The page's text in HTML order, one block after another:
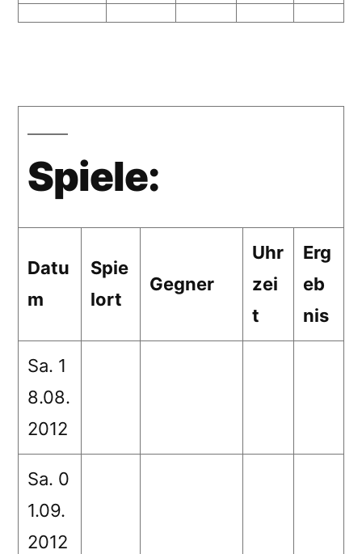
Spiele:
Datu
m
Spie
lort
Gegner
Uhr
zei
t
Erg
eb
nis
Sa. 1
8.08.
2012
Sa. 0
1.09.
2012